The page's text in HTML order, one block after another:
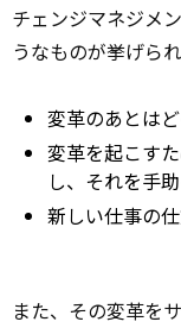
チェンジマネジメ
うなものが挙げられ
変革のあとは
変革を起こす
し、それを手
新しい仕事の
また、その変革を